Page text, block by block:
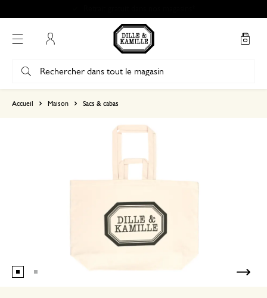
Accueil Maison Sacs & cabas
23 avril 2025
Seule une note a été attribuée, sans